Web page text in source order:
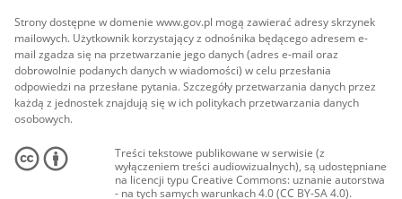
Strony dostępne w domenie www.gov.pl mogą zawierać adresy skrzynek
mailowych. Użytkownik korzystający z odnośnika będącego adresem e-
mail zgadza się na przetwarzanie jego danych (adres e-mail oraz
dobrowolnie podanych danych w wiadomości) w celu przesłania
odpowiedzi na przesłane pytania. Szczegóły przetwarzania danych przez
każdą z jednostek znajdują się w ich politykach przetwarzania danych
osobowych.
Treści tekstowe publikowane w serwisie (z
wyłączeniem treści audiowizualnych), są udostępniane
na licencji typu Creative Commons: uznanie autorstwa
- na tych samych warunkach 4.0 (CC BY-SA 4.0).